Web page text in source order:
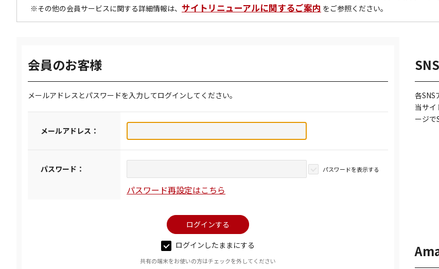
※その他の会員サービスに関する詳細情報は、 サイトリニューアルに関するご案内 をご参照ください。
会員のお客様
メールアドレスとパスワードを入力してログインしてください。
メールアドレス：
パスワード： パスワードを表示する
パスワード再設定はこちら
ログインしたままにする
共有の端末をお使いの方はチェックを外してください
各SNS
当サイ
ージで